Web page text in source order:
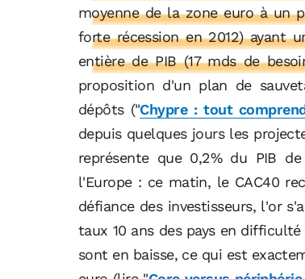
moyenne de la zone euro à un
forte récession en 2012) ayant
entière de PIB (17 mds de
proposition d'un plan de
dépôts ("Chypre : tout
depuis quelques jours les
représente que 0,2% du PIB
l'Europe : ce matin, le CAC40
défiance des investisseurs, l'or
taux 10 ans des pays en
sont en baisse, ce qui est